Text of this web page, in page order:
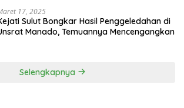
17, 2025
Sulut Bongkar Hasil Penggeledahan di
Manado, Temuannya Mencengangkan
Selengkapnya